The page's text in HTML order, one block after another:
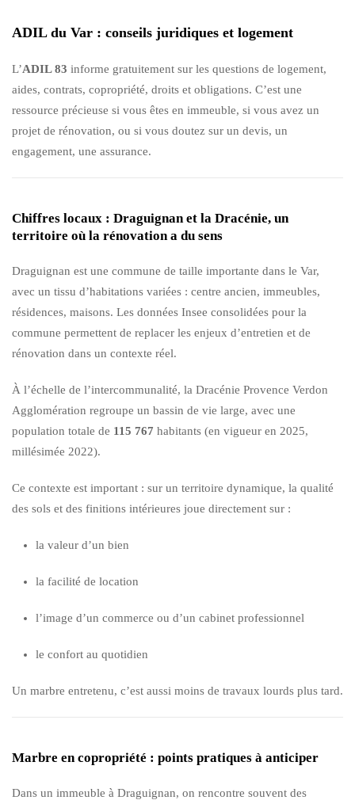
ADIL du Var : conseils juridiques et logement
L’ADIL 83 informe gratuitement sur les questions de logement,
aides, contrats, copropriété, droits et obligations. C’est une
ressource précieuse si vous êtes en immeuble, si vous avez un
projet de rénovation, ou si vous doutez sur un devis, un
engagement, une assurance.
Chiffres locaux : Draguignan et la Dracénie, un
territoire où la rénovation a du sens
Draguignan est une commune de taille importante dans le Var,
avec un tissu d’habitations variées : centre ancien, immeubles,
résidences, maisons. Les données Insee consolidées pour la
commune permettent de replacer les enjeux d’entretien et de
rénovation dans un contexte réel.
À l’échelle de l’intercommunalité, la Dracénie Provence Verdon
Agglomération regroupe un bassin de vie large, avec une
population totale de 115 767 habitants (en vigueur en 2025,
millésimée 2022).
Ce contexte est important : sur un territoire dynamique, la qualité
des sols et des finitions intérieures joue directement sur :
la valeur d’un bien
la facilité de location
l’image d’un commerce ou d’un cabinet professionnel
le confort au quotidien
Un marbre entretenu, c’est aussi moins de travaux lourds plus tard.
Marbre en copropriété : points pratiques à anticiper
Dans un immeuble à Draguignan, on rencontre souvent des